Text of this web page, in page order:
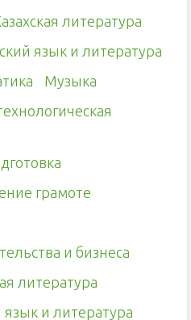
литература
язык и литература
Музыка
грамоте
и бизнеса
литература
язык и литература